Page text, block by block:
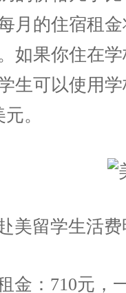
月的住宿租
如果你住在
生可以使用
。
美留学生活费
金：710元，